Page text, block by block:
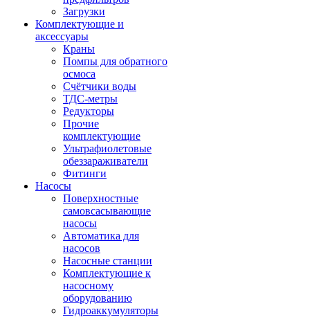
Загрузки
Комплектующие и
аксессуары
Краны
Помпы для обратного
осмоса
Счётчики воды
ТДС-метры
Редукторы
Прочие
комплектующие
Ультрафиолетовые
обеззараживатели
Фитинги
Насосы
Поверхностные
самовсасывающие
насосы
Автоматика для
насосов
Насосные станции
Комплектующие к
насосному
оборудованию
Гидроаккумуляторы